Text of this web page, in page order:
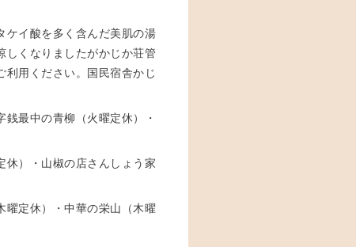
ケイ酸を多く含んだ美肌の湯
しくなりましたがかじか荘管
利用ください。国民宿舎かじ
最中の青柳（火曜定休）・
休）・山椒の店さんしょう家
曜定休）・中華の栄山（木曜